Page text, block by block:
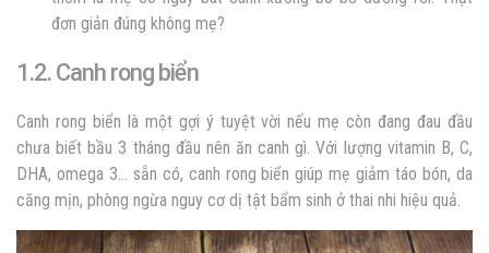
đơn giản đúng không mẹ?
1.2. Canh rong biển
Canh rong biển là một gợi ý tuyệt vời nếu mẹ còn đang đau đầu
chưa biết bầu 3 tháng đầu nên ăn canh gì. Với lượng vitamin B, C,
DHA, omega 3… sẵn có, canh rong biển giúp mẹ giảm táo bón, da
căng mịn, phòng ngừa nguy cơ dị tật bẩm sinh ở thai nhi hiệu quả.